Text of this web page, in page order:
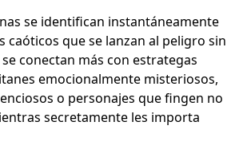
se identifican instantáneamente
caóticos que se lanzan al peligro sin
conectan más con estrategas
emocionalmente misteriosos,
o personajes que fingen no
secretamente les importa